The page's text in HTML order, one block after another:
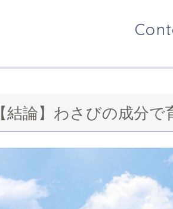
【結論】わさびの成分